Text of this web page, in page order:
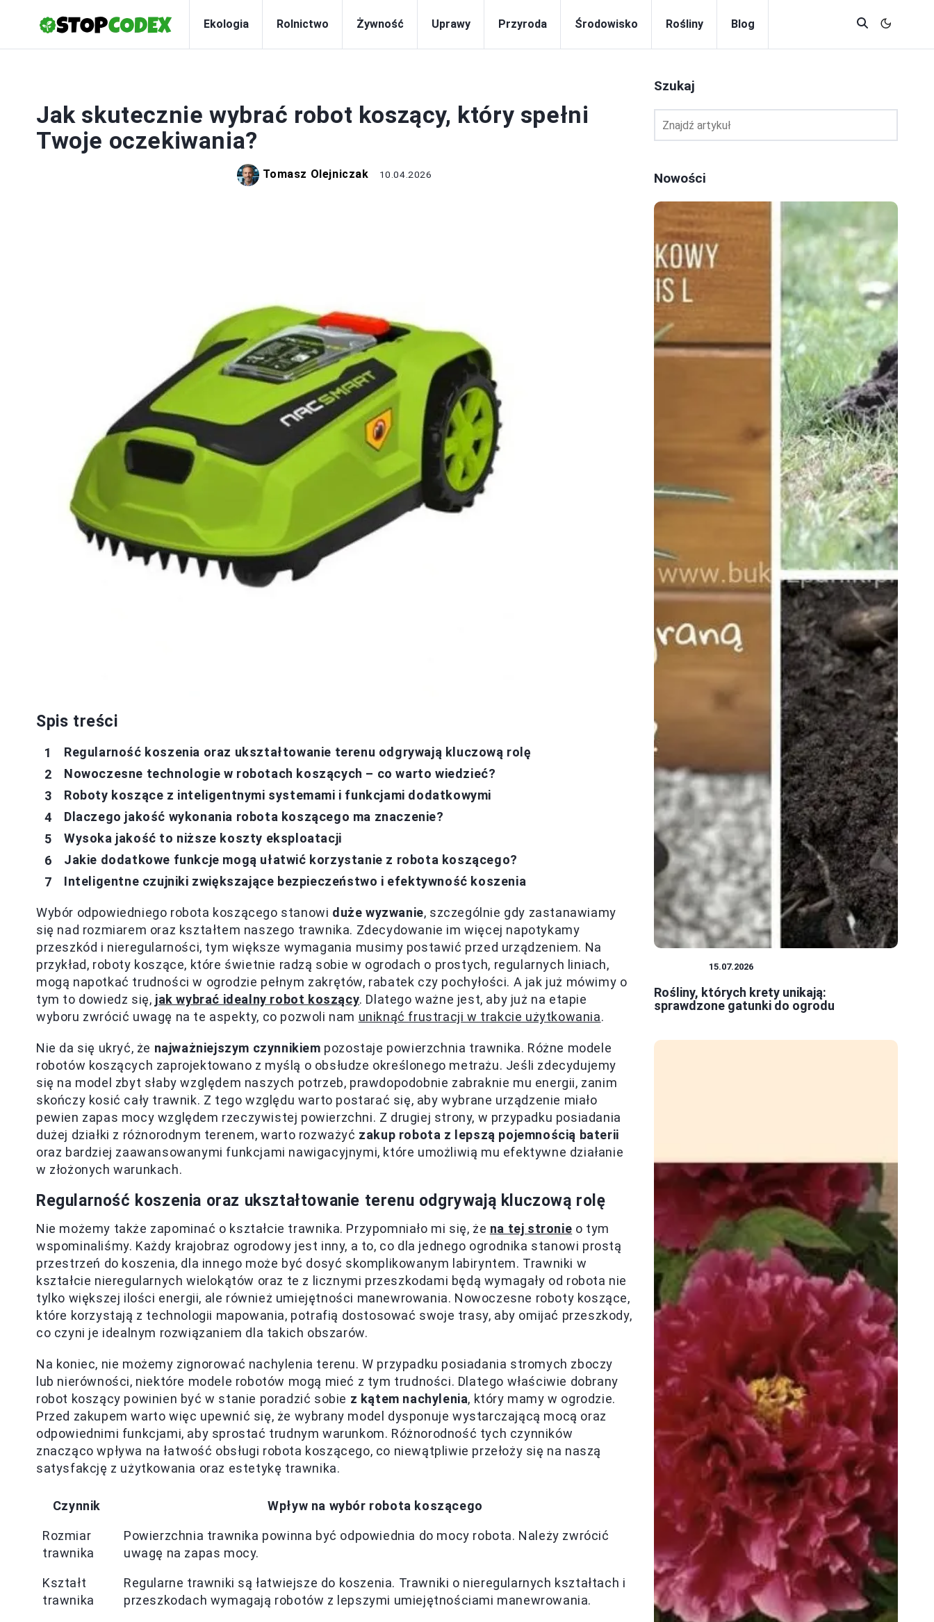
Ekologia Rolnictwo Żywność Uprawy Przyroda Środowisko Rośliny Blog
Jak skutecznie wybrać robot koszący, który spełni
Twoje oczekiwania?
Tomasz Olejniczak 10.04.2026
Spis treści
Regularność koszenia oraz ukształtowanie terenu odgrywają kluczową rolę
Nowoczesne technologie w robotach koszących – co warto wiedzieć?
Roboty koszące z inteligentnymi systemami i funkcjami dodatkowymi
Dlaczego jakość wykonania robota koszącego ma znaczenie?
Wysoka jakość to niższe koszty eksploatacji
Jakie dodatkowe funkcje mogą ułatwić korzystanie z robota koszącego?
Inteligentne czujniki zwiększające bezpieczeństwo i efektywność koszenia
Wybór odpowiedniego robota koszącego stanowi duże wyzwanie, szczególnie gdy zastanawiamy
się nad rozmiarem oraz kształtem naszego trawnika. Zdecydowanie im więcej napotykamy
przeszkód i nieregularności, tym większe wymagania musimy postawić przed urządzeniem. Na
przykład, roboty koszące, które świetnie radzą sobie w ogrodach o prostych, regularnych liniach,
mogą napotkać trudności w ogrodzie pełnym zakrętów, rabatek czy pochyłości. A jak już mówimy o
tym to dowiedz się, jak wybrać idealny robot koszący. Dlatego ważne jest, aby już na etapie
wyboru zwrócić uwagę na te aspekty, co pozwoli nam uniknąć frustracji w trakcie użytkowania.
Nie da się ukryć, że najważniejszym czynnikiem pozostaje powierzchnia trawnika. Różne modele
robotów koszących zaprojektowano z myślą o obsłudze określonego metrażu. Jeśli zdecydujemy
się na model zbyt słaby względem naszych potrzeb, prawdopodobnie zabraknie mu energii, zanim
skończy kosić cały trawnik. Z tego względu warto postarać się, aby wybrane urządzenie miało
pewien zapas mocy względem rzeczywistej powierzchni. Z drugiej strony, w przypadku posiadania
dużej działki z różnorodnym terenem, warto rozważyć zakup robota z lepszą pojemnością baterii
oraz bardziej zaawansowanymi funkcjami nawigacyjnymi, które umożliwią mu efektywne działanie
w złożonych warunkach.
Regularność koszenia oraz ukształtowanie terenu odgrywają kluczową rolę
Nie możemy także zapominać o kształcie trawnika. Przypomniało mi się, że na tej stronie o tym
wspominaliśmy. Każdy krajobraz ogrodowy jest inny, a to, co dla jednego ogrodnika stanowi prostą
przestrzeń do koszenia, dla innego może być dosyć skomplikowanym labiryntem. Trawniki w
kształcie nieregularnych wielokątów oraz te z licznymi przeszkodami będą wymagały od robota nie
tylko większej ilości energii, ale również umiejętności manewrowania. Nowoczesne roboty koszące,
które korzystają z technologii mapowania, potrafią dostosować swoje trasy, aby omijać przeszkody,
co czyni je idealnym rozwiązaniem dla takich obszarów.
Na koniec, nie możemy zignorować nachylenia terenu. W przypadku posiadania stromych zboczy
lub nierówności, niektóre modele robotów mogą mieć z tym trudności. Dlatego właściwie dobrany
robot koszący powinien być w stanie poradzić sobie z kątem nachylenia, który mamy w ogrodzie.
Przed zakupem warto więc upewnić się, że wybrany model dysponuje wystarczającą mocą oraz
odpowiednimi funkcjami, aby sprostać trudnym warunkom. Różnorodność tych czynników
znacząco wpływa na łatwość obsługi robota koszącego, co niewątpliwie przełoży się na naszą
satysfakcję z użytkowania oraz estetykę trawnika.
Czynnik Wpływ na wybór robota koszącego
Rozmiar
trawnika
Powierzchnia trawnika powinna być odpowiednia do mocy robota. Należy zwrócić
uwagę na zapas mocy.
Kształt
trawnika
Regularne trawniki są łatwiejsze do koszenia. Trawniki o nieregularnych kształtach i
przeszkodach wymagają robotów z lepszymi umiejętnościami manewrowania.
Szukaj
Nowości
15.07.2026
Rośliny, których krety unikają:
sprawdzone gatunki do ogrodu